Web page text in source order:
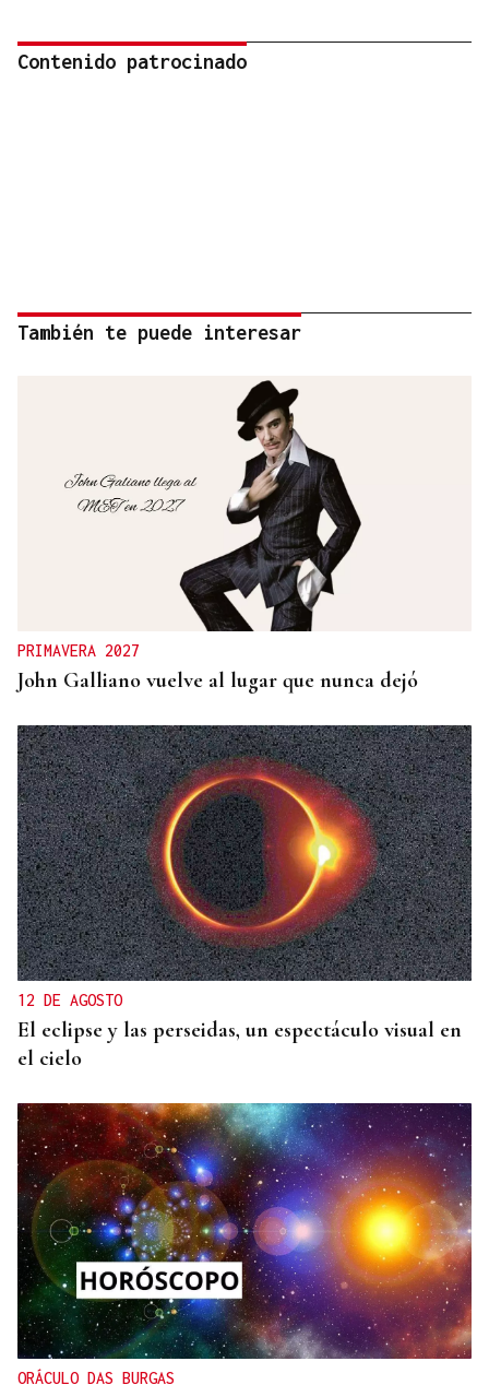
Contenido patrocinado
También te puede interesar
PRIMAVERA 2027
John Galliano vuelve al lugar que nunca dejó
12 DE AGOSTO
El eclipse y las perseidas, un espectáculo visual en
el cielo
ORÁCULO DAS BURGAS